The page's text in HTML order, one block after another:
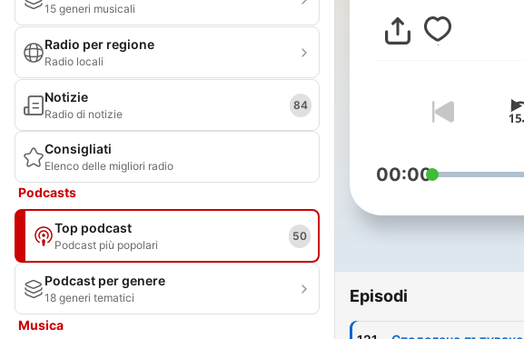
15 generi musicali
Radio per regione
Radio locali
Notizie
Radio di notizie
84
Consigliati
Elenco delle migliori radio
Podcasts
Top podcast
Podcast più popolari
50
Podcast per genere
18 generi tematici
Musica
00:00
Episodi